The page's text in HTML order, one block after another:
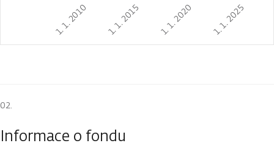
1. 1. 2010 1. 1. 2015 1. 1. 2020 1. 1. 2025
Informace o fondu